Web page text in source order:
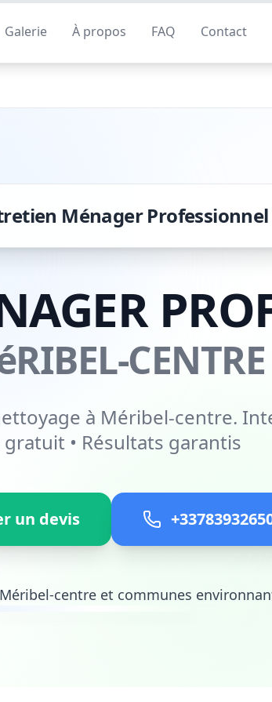
Galerie À propos FAQ Contact
Ménager Professionnel
CENTRE
à Méribel-centre.
gratuit • Résultats garantis
un devis
centre et communes